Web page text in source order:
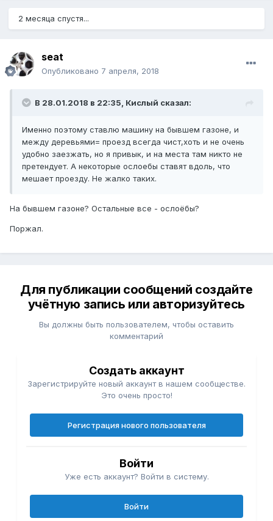
2 месяца спустя...
seat
Опубликовано 7 апреля, 2018
В 28.01.2018 в 22:35, Кислый сказал:
Именно поэтому ставлю машину на бывшем газоне, и
между деревьями= проезд всегда чист,хоть и не очень
удобно заезжать, но я привык, и на места там никто не
претендует. А некоторые ослоебы ставят вдоль, что
мешает проезду. Не жалко таких.
На бывшем газоне? Остальные все - ослоёбы?
Поржал.
Для публикации сообщений создайте
учётную запись или авторизуйтесь
Вы должны быть пользователем, чтобы оставить
комментарий
Создать аккаунт
Зарегистрируйте новый аккаунт в нашем сообществе.
Это очень просто!
Регистрация нового пользователя
Войти
Уже есть аккаунт? Войти в систему.
Войти